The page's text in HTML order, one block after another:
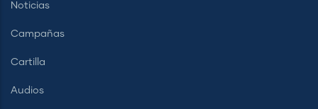
Noticias
Campañas
Cartilla
Audios